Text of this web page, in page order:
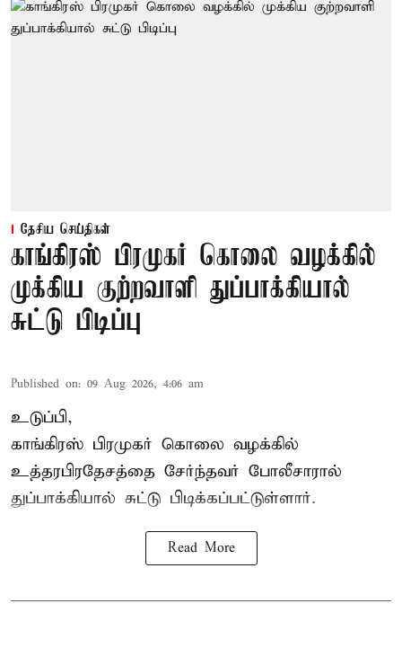
தேசிய செய்திகள்
காங்கிரஸ் பிரமுகர் கொலை வழக்கில்
முக்கிய குற்றவாளி துப்பாக்கியால்
சுட்டு பிடிப்பு
Published on: 09 Aug 2026, 4:06 am
உடுப்பி,
காங்கிரஸ் பிரமுகர் கொலை வழக்கில்
உத்தரபிரதேசத்தை சேர்ந்தவர் போலீசாரால்
துப்பாக்கியால் சுட்டு பிடிக்கப்பட்டுள்ளார்.
Read More